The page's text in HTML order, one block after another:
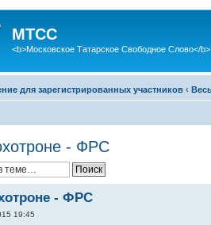
МТСС
<b>Московское Татарское Свободное Слово</b>
для зарегистрированных участников ‹
- ФРС
- ФРС
19:45